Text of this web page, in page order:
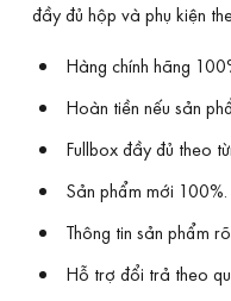
đầy đủ hộp và phụ kiện
Hàng chính hãng
Hoàn tiền nếu sản
Fullbox đầy đủ theo
Sản phẩm mới 100%.
Thông tin sản phẩm
Hỗ trợ đổi trả theo